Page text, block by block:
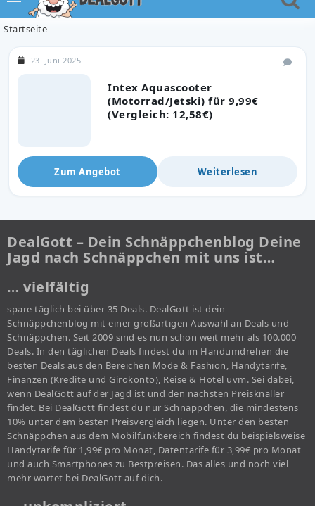
Startseite
Intex Aquascooter
(Motorrad/Jetski) für 9,99€
(Vergleich: 12,58€)
23. Juni 2025
Zum Angebot Weiterlesen
DealGott – Dein Schnäppchenblog Deine
Jagd nach Schnäppchen mit uns ist…
… vielfältig
spare täglich bei über 35 Deals. DealGott ist dein
Schnäppchenblog mit einer großartigen Auswahl an Deals und
Schnäppchen. Seit 2009 sind es nun schon weit mehr als 100.000
Deals. In den täglichen Deals findest du im Handumdrehen die
besten Deals aus den Bereichen Mode & Fashion, Handytarife,
Finanzen (Kredite und Girokonto), Reise & Hotel uvm. Sei dabei,
wenn DealGott auf der Jagd ist und den nächsten Preisknaller
findet. Bei DealGott findest du nur Schnäppchen, die mindestens
10% unter dem besten Preisvergleich liegen. Unter den besten
Schnäppchen aus dem Mobilfunkbereich findest du beispielsweise
Handytarife für 1,99€ pro Monat, Datentarife für 3,99€ pro Monat
und auch Smartphones zu Bestpreisen. Das alles und noch viel
mehr wartet bei DealGott auf dich.